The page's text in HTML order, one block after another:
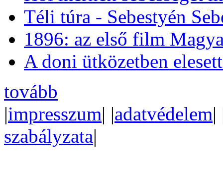
Téli túra - Sebestyén
1896: az első film
A doni ütközetben
tovább
|impresszum| |adatvédelem|
szabályzata|